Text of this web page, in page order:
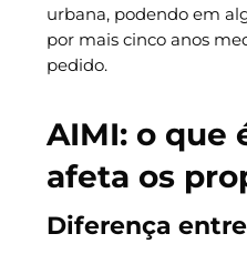
urbana, podendo em
por mais cinco anos
pedido.
AIMI: o que
afeta os
Diferença